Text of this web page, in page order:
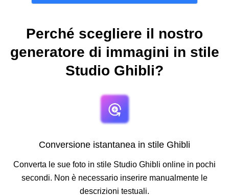
Perché scegliere il nostro
generatore di immagini in stile
Studio Ghibli?
Conversione istantanea in stile Ghibli
Converta le sue foto in stile Studio Ghibli online in pochi
secondi. Non è necessario inserire manualmente le
descrizioni testuali.